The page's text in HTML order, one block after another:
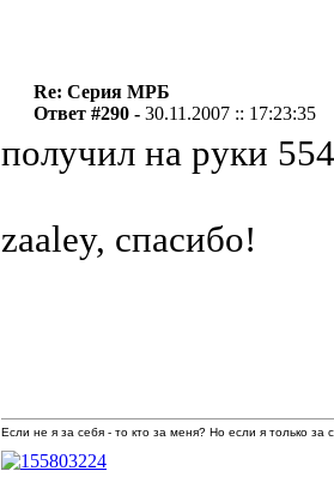
Re: Серия МРБ
Ответ #290 -30.11.2007 :: 17:23:35
получил на руки
zaaley, спасибо!
Если не я за себя - то кто за меня? Но если я только